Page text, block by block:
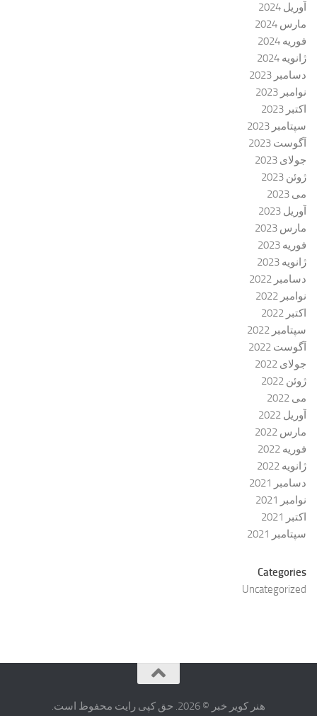
آوریل 2024
مارس 2024
فوریه 2024
ژانویه 2024
دسامبر 2023
نوامبر 2023
اکتبر 2023
سپتامبر 2023
آگوست 2023
جولای 2023
ژوئن 2023
می 2023
آوریل 2023
مارس 2023
فوریه 2023
ژانویه 2023
دسامبر 2022
نوامبر 2022
اکتبر 2022
سپتامبر 2022
آگوست 2022
جولای 2022
ژوئن 2022
می 2022
آوریل 2022
مارس 2022
فوریه 2022
ژانویه 2022
دسامبر 2021
نوامبر 2021
اکتبر 2021
سپتامبر 2021
Categories
Uncategorized
هنر کویر خبر © 2026. حق کپی رایت محفوظ است.